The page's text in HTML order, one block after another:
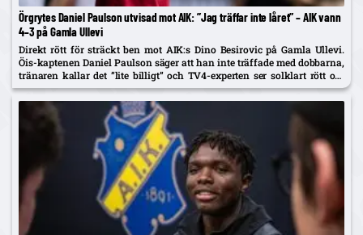
Örgrytes Daniel Paulson utvisad mot AIK: ”Jag träffar inte låret” – AIK vann
4–3 på Gamla Ullevi
Direkt rött för sträckt ben mot AIK:s Dino Besirovic på Gamla Ullevi.
Öis-kaptenen Daniel Paulson säger att han inte träffade med dobbarna,
tränaren kallar det ”lite billigt” och TV4-experten ser solklart rött om
det var träff.